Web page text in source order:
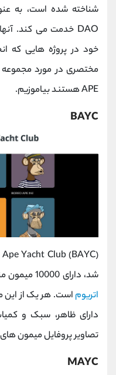
شناخته شده است، به
DAO خدمت می کند. آنها ApeCoin را به عنوان
خود در پروژه هایی که
APE هستند بیاموزیم.
BAYC
شد، دارای 10000 میمون منحصر به فرد لانچ شده در بلاک چین
اتریوم است. هر یک از این
دارای ظاهر، سبک و
تصاویر پروفایل میمون
MAYC